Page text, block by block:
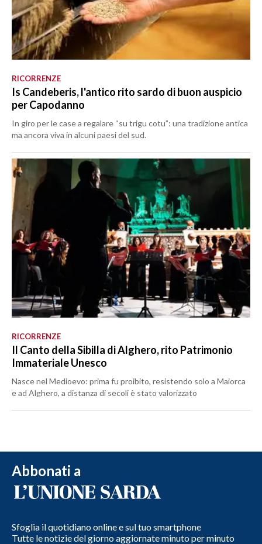
RICORRENZE
Is Candeberis, l'antico rito sardo di buon auspicio
per Capodanno
In giro per le case a regalare “su trigu cotu”: una tradizione antica
ma ancora viva in alcuni paesi del sud.
RICORRENZE
Il Canto della Sibilla di Alghero, rito Patrimonio
Immateriale Unesco
Nasce nel Medioevo: prima fu proibito, resistendo solo a Maiorca
e ad Alghero, a distanza di secoli è stato valorizzato
Abbonati a
Sfoglia il quotidiano online e sul tuo smartphone
Tutte le notizie del giorno aggiornate minuto per minuto